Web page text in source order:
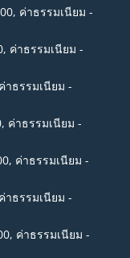
ค่าธรรมเนียม -
ค่าธรรมเนียม -
าธรรมเนียม -
ค่าธรรมเนียม -
ค่าธรรมเนียม -
าธรรมเนียม -
ค่าธรรมเนียม -